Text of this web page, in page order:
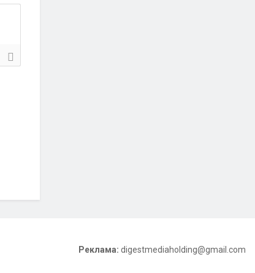
Реклама: digestmediaholding@gmail.com